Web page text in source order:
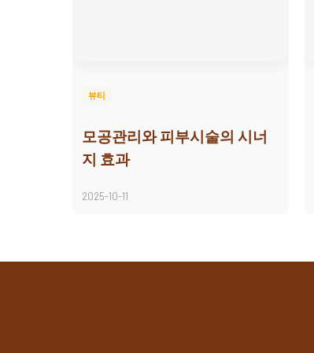
뷰티
모공관리와 피부시술의 시너
지 효과
2025-10-11